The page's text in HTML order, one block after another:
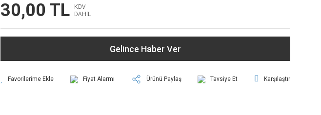
30,00 TL
KDV
DAHİL
Gelince Haber Ver
Fiyat Alarmı Ürünü Paylaş Tavsiye Et Karşılaştır